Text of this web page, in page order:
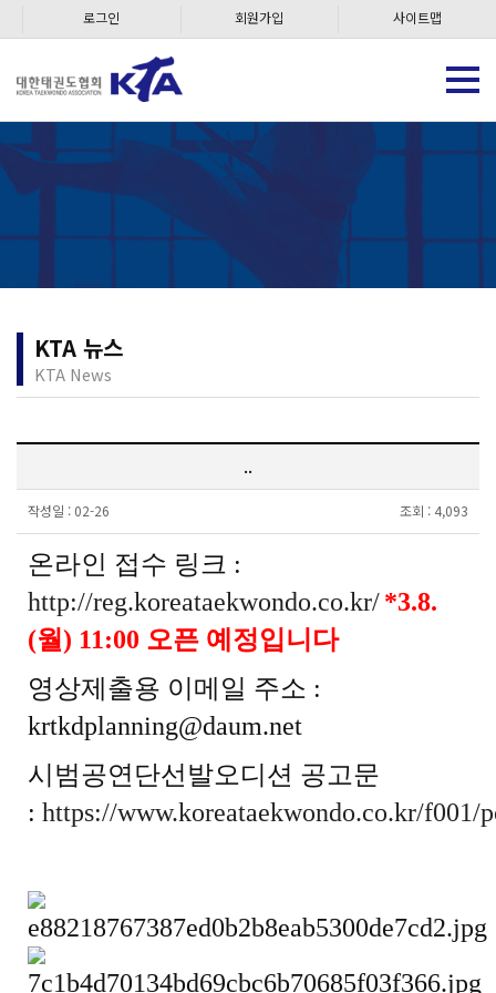
로그인 회원가입 사이트맵
KTA 뉴스
KTA News
..
작성일 : 02-26 조회 : 4,093
온라인 접수 링크 :
http://reg.koreataekwondo.co.kr/*3.8.
(월) 11:00 오픈 예정입니다
영상제출용 이메일 주소 :
krtkdplanning@daum.net
시범공연단선발오디션 공고문
: https://www.koreataekwondo.co.kr/f001/